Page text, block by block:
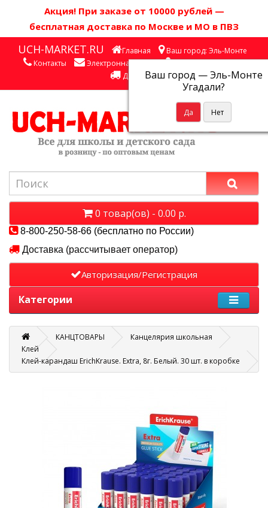
Акция! При заказе от 10000 рублей —
бесплатная доставка по Москве и МО в ПВЗ
UCH-MARKET.RU Главная Ваш город: Эль-Монте
Ваш город —Эль-Монте
Угадали?
Контакты Электронная почта
Личный кабинет
Доставка
0 товар(ов) - 0.00 р.
8-800-250-58-66 (бесплатно по России)
Доставка (рассчитывает оператор)
Авторизация/Регистрация
Категории
КАНЦТОВАРЫ
Канцелярия школьная
Клей
Клей-карандаш ErichKrause. Extra, 8г. Белый. 30 шт. в коробке